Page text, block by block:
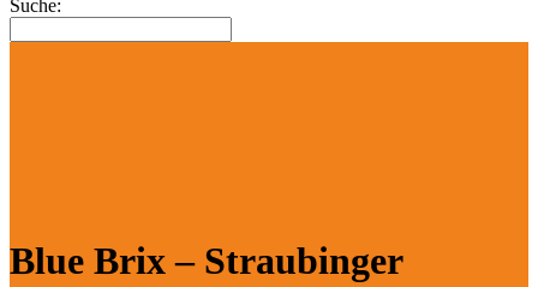
Suche:
Blue Brix – Straubinger